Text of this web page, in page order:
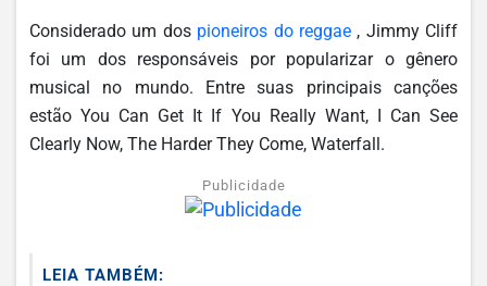
Considerado um dos pioneiros do reggae, Jimmy Cliff
foi um dos responsáveis por popularizar o gênero
musical no mundo. Entre suas principais canções
estão You Can Get It If You Really Want, I Can See
Clearly Now, The Harder They Come, Waterfall.
Publicidade
LEIA TAMBÉM: